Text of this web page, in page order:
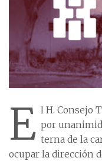
E l H. Consejo
por
terna de la
ocupar la dirección